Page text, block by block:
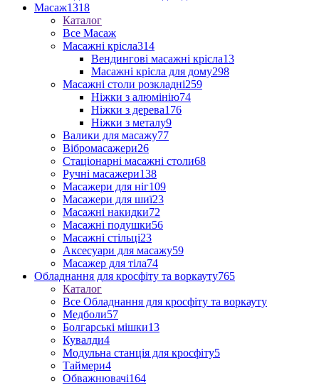
Масаж1318
Каталог
Все Масаж
Масажні крісла314
Вендингові масажні крісла13
Масажні крісла для дому298
Масажні столи розкладні259
Ніжки з алюмінію74
Ніжки з дерева176
Ніжки з металу9
Валики для масажу77
Вібромасажери26
Стаціонарні масажні столи68
Ручні масажери138
Масажери для ніг109
Масажери для шиї23
Масажні накидки72
Масажні подушки56
Масажні стільці23
Аксесуари для масажу59
Масажер для тіла74
Обладнання для кросфіту та воркауту765
Каталог
Все Обладнання для кросфіту та воркауту
Медболи57
Болгарські мішки13
Кувалди4
Модульна станція для кросфіту5
Таймери4
Обважнювачі164